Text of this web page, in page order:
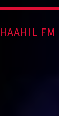
HAAHIL FM